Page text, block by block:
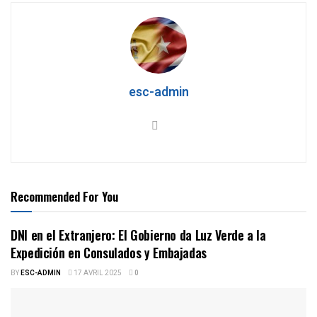
esc-admin
Recommended For You
DNI en el Extranjero: El Gobierno da Luz Verde a la
Expedición en Consulados y Embajadas
BYESC-ADMIN 17 AVRIL 2025 0